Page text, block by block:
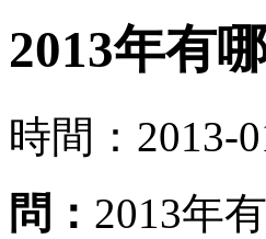
2013年有
時間：
問： 2013年